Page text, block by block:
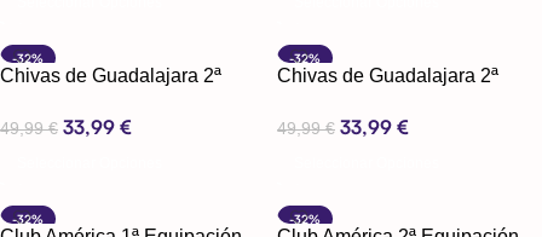
-32%
Chivas de Guadalajara 2ª
49,99€ 33,99 €
-32%
Chivas de Guadalajara 2ª
49,99€ 33,99 €
-32% -32%